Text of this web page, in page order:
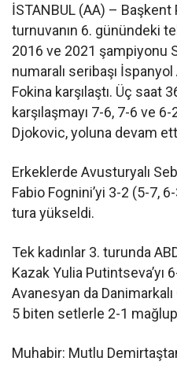
İSTANBUL (AA) –
turnuvanın 6. günündeki
2016 ve 2021 şampiyonu
numaralı seribaşı
Fokina karşılaştı. Üç saat
karşılaşmayı 7-6, 7-6 ve
Djokovic, yoluna devam
Erkeklerde Avusturyalı
Fabio Fognini’yi 3-2 (5-7,
tura yükseldi.
Tek kadınlar 3. turunda
Kazak Yulia Putintseva’yı
Avanesyan da Danimarkalı
5 biten setlerle 2-1
Muhabir: Mutlu